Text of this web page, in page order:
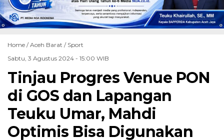
Home /Aceh Barat / Sport
Sabtu, 3 Agustus 2024 - 15:00 WIB
Tinjau Progres Venue PON
di GOS dan Lapangan
Teuku Umar, Mahdi
Optimis Bisa Digunakan